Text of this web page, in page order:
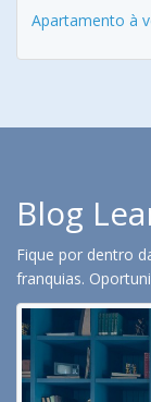
Apartamento à
Blog
Fique por dentro
franquias.